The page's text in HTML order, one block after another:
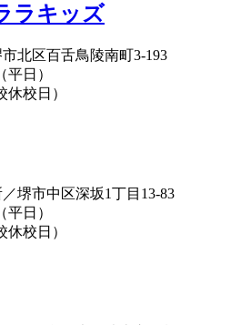
北区百舌鳥陵南町3-193
平日）
休校日）
堺市中区深坂1丁目13-83
平日）
休校日）